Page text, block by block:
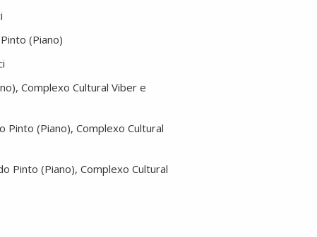
(Piano)
Complexo Cultural Viber e
Pinto (Piano), Complexo Cultural
Pinto (Piano), Complexo Cultural